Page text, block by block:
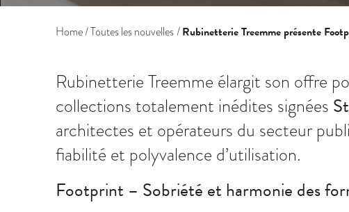
Home Toutes les nouvelles Rubinetterie Treemme présente
Rubinetterie Treemme élargit son offre
collections totalement inédites signées
architectes et opérateurs du secteur
fiabilité et polyvalence d’utilisation.
Footprint – Sobriété et harmonie des